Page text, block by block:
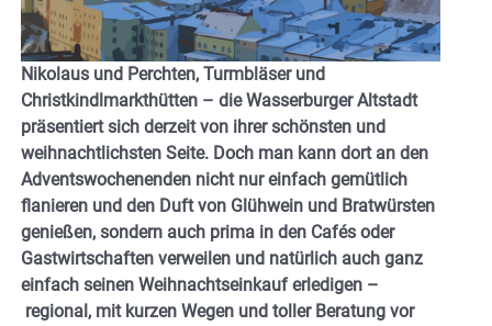
Nikolaus und Perchten, Turmbläser und
Christkindlmarkthütten – die Wasserburger Altstadt
präsentiert sich derzeit von ihrer schönsten und
weihnachtlichsten Seite. Doch man kann dort an den
Adventswochenenden nicht nur einfach gemütlich
flanieren und den Duft von Glühwein und Bratwürsten
genießen, sondern auch prima in den Cafés oder
Gastwirtschaften verweilen und natürlich auch ganz
einfach seinen Weihnachtseinkauf erledigen –
regional, mit kurzen Wegen und toller Beratung vor